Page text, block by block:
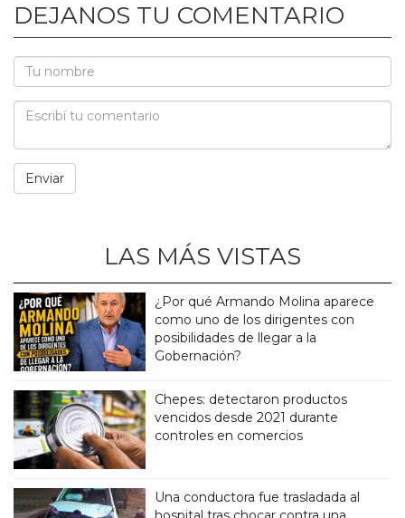
DEJANOS TU COMENTARIO
LAS MÁS VISTAS
¿Por qué Armando Molina aparece
como uno de los dirigentes con
posibilidades de llegar a la
Gobernación?
Chepes: detectaron productos
vencidos desde 2021 durante
controles en comercios
Una conductora fue trasladada al